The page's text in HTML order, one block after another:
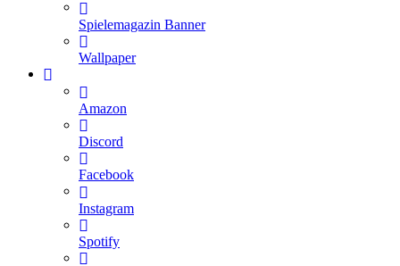
Spielemagazin Banner
Wallpaper
Amazon
Discord
Facebook
Instagram
Spotify